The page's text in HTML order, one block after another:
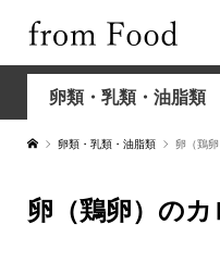
卵類・乳類・油脂類
卵類・乳類・油脂類 卵（鶏
卵（鶏卵）の